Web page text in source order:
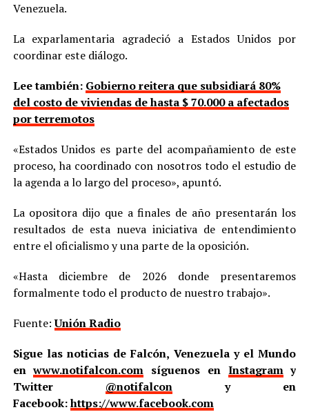
Venezuela.
La exparlamentaria agradeció a Estados Unidos por
coordinar este diálogo.
Lee también: Gobierno reitera que subsidiará 80%
del costo de viviendas de hasta $ 70.000 a afectados
por terremotos
«Estados Unidos es parte del acompañamiento de este
proceso, ha coordinado con nosotros todo el estudio de
la agenda a lo largo del proceso», apuntó.
La opositora dijo que a finales de año presentarán los
resultados de esta nueva iniciativa de entendimiento
entre el oficialismo y una parte de la oposición.
«Hasta diciembre de 2026 donde presentaremos
formalmente todo el producto de nuestro trabajo».
Fuente:Unión Radio
Sigue las noticias de Falcón, Venezuela y el Mundo
enwww.notifalcon.com síguenos en Instagramy
Twitter @notifalcony en
Facebook:https://www.facebook.com